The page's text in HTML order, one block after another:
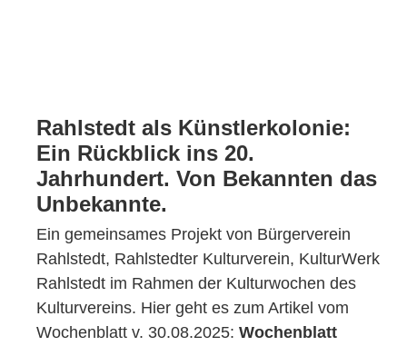
Rahlstedt als Künstlerkolonie:
Ein Rückblick ins 20.
Jahrhundert. Von Bekannten das
Unbekannte.
Ein gemeinsames Projekt von Bürgerverein
Rahlstedt, Rahlstedter Kulturverein, KulturWerk
Rahlstedt im Rahmen der Kulturwochen des
Kulturvereins. Hier geht es zum Artikel vom
Wochenblatt v. 30.08.2025: Wochenblatt